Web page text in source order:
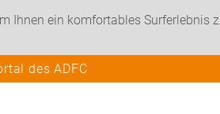
Ihnen ein komfortables Surferlebnis
des ADFC